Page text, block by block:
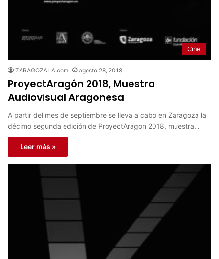
Cine
ZARAGOZALA.com agosto 28, 2018
ProyectAragón 2018, Muestra
Audiovisual Aragonesa
A partir del mes de septiembre se lleva a cabo en Zaragoza la
décimo segunda edición de ProyectAragon 2018, muestra…
Leer más »